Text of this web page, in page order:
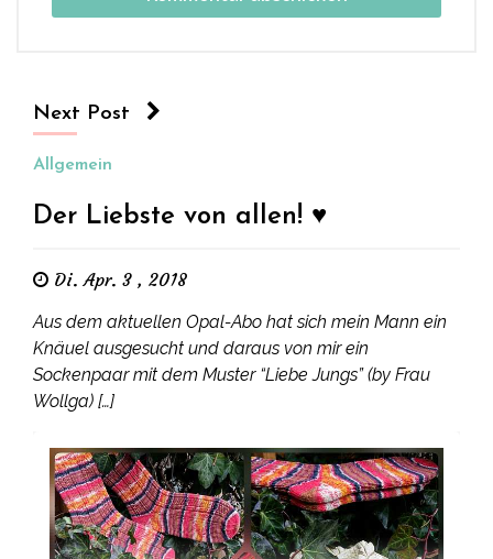
Next Post
Allgemein
Der Liebste von allen! ♥
Di. Apr. 3 , 2018
Aus dem aktuellen Opal-Abo hat sich mein Mann ein
Knäuel ausgesucht und daraus von mir ein
Sockenpaar mit dem Muster “Liebe Jungs” (by Frau
Wollga) […]